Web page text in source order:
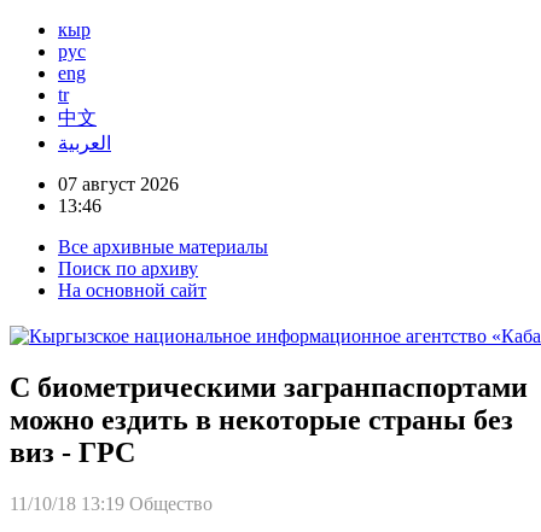
кыр
рус
eng
tr
中文
العربية
07 август 2026
13:46
Все архивные материалы
Поиск по архиву
На основной сайт
С биометрическими загранпаспортами
можно ездить в некоторые страны без
виз - ГРС
11/10/18 13:19 Общество